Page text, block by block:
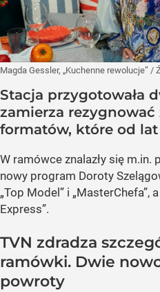
Magda Gessler, „Kuchenne rewolucje” /
Stacja przygotowała
zamierza
formatów, które od
W ramówce znalazły się m.in.
nowy program Doroty
„Top Model” i „MasterChefa”,
Express”.
TVN zdradza
ramówki. Dwie
powroty